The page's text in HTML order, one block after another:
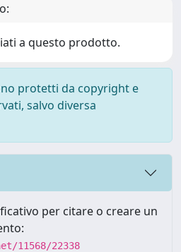
a questo prodotto.
protetti da copyright e
salvo diversa
per citare o creare un
11568/22338